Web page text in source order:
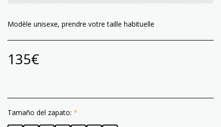
Modèle unisexe, prendre votre taille habituelle
135€
Tamaño del zapato: *